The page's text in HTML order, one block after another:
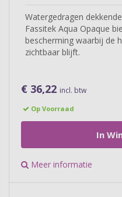
Watergedragen
Fassitek Aqua Opaque
bescherming waarbij de
zichtbaar blijft.
€ 36,22 incl. btw
Op Voorraad
In
Meer informatie